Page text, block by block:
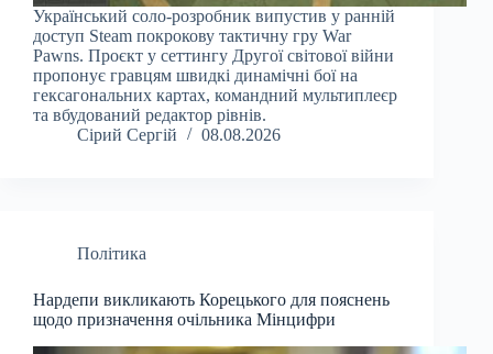
Український соло-розробник випустив у ранній
доступ Steam покрокову тактичну гру War
Pawns. Проєкт у сеттингу Другої світової війни
пропонує гравцям швидкі динамічні бої на
гексагональних картах, командний мультиплеєр
та вбудований редактор рівнів.
Сірий Сергій
08.08.2026
Політика
Нардепи викликають Корецького для пояснень
щодо призначення очільника Мінцифри